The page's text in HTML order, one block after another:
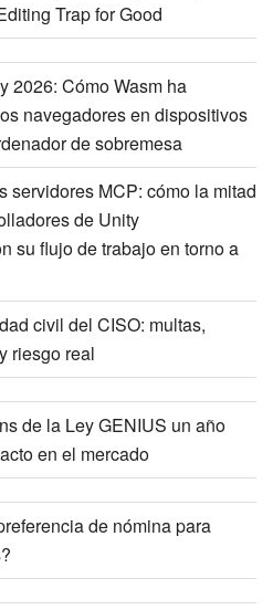
Trap for Good
2026: Cómo Wasm ha
navegadores en dispositivos
de sobremesa
servidores MCP: cómo la mitad
de Unity
su flujo de trabajo en torno a
civil del CISO: multas,
riesgo real
de la Ley GENIUS un año
en el mercado
de nómina para